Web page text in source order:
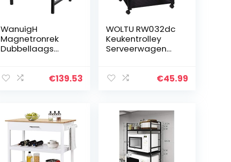
WanuigH
Magnetronrek
Dubbellaags
Plank Keuken
€139.53
WOLTU RW032dc
Keukentrolley
Serveerwagen
retro-stijl
60x40x76cm
€45.99